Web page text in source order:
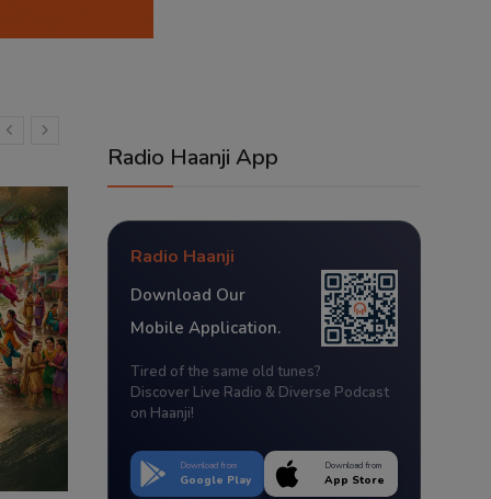
Radio Haanji App
Radio Haanji
Download Our
Mobile Application.
Tired of the same old tunes?
Discover Live Radio & Diverse Podcast
on Haanji!
Download from
Google Play
Download from
App Store